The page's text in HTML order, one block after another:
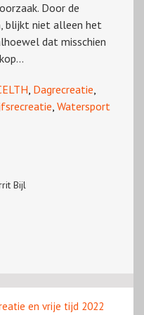
Door de
blijkt niet alleen het
dat misschien
, Dagrecreatie,
, Watersport
Bijl
en vrije tijd 2022